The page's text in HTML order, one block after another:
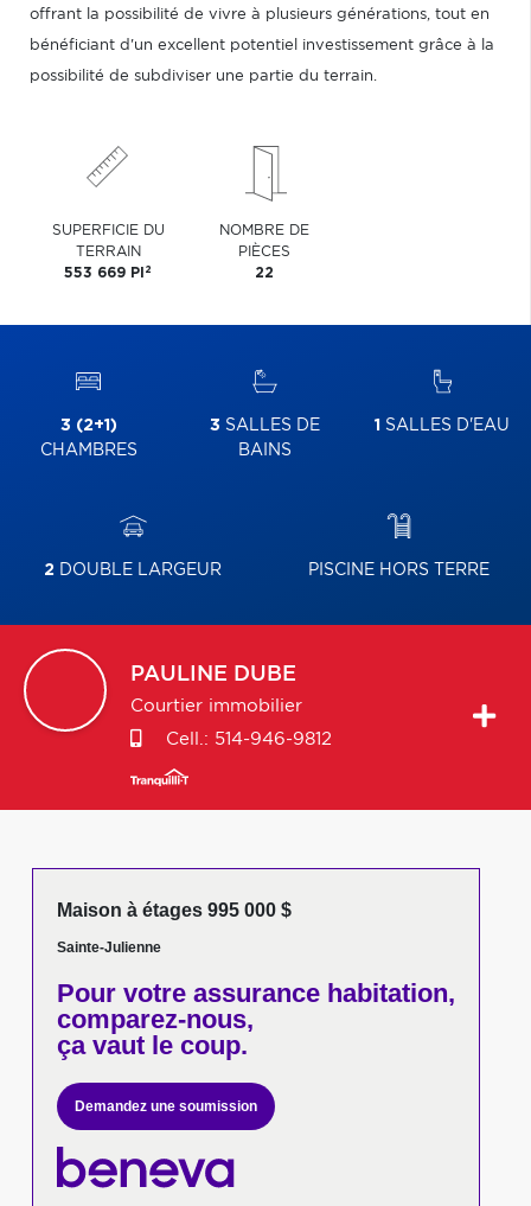
offrant la possibilité de vivre à plusieurs générations, tout en
bénéficiant d'un excellent potentiel investissement grâce à la
possibilité de subdiviser une partie du terrain.
SUPERFICIE DU
TERRAIN
553 669 PI 2
NOMBRE DE
PIÈCES
22
3 (2+1)
CHAMBRES
3 SALLES DE
BAINS
1 SALLES D'EAU
2 DOUBLE LARGEUR PISCINE HORS TERRE
PAULINE DUBE
Courtier immobilier
Cell.: 514-946-9812
Maison à étages 995 000 $
Sainte-Julienne
Pour votreassurance habitation,
comparez-nous,
ça vaut le coup.
Demandez une soumission